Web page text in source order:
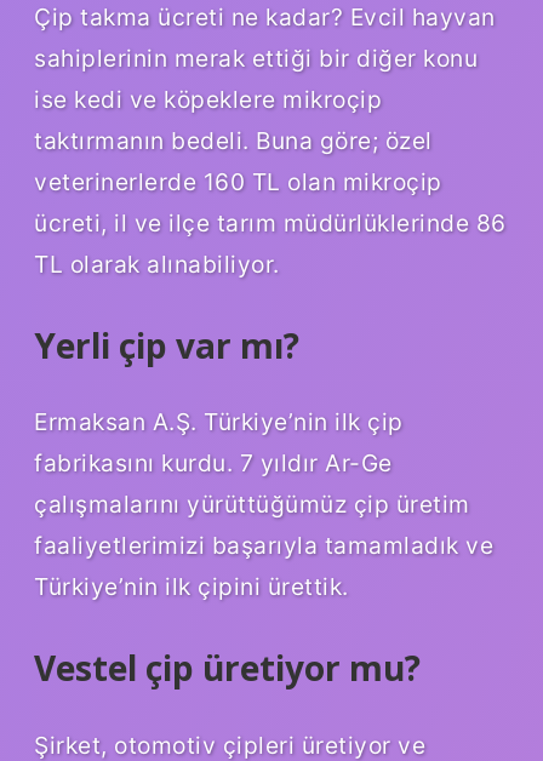
Çip takma ücreti ne kadar? Evcil hayvan
sahiplerinin merak ettiği bir diğer konu
ise kedi ve köpeklere mikroçip
taktırmanın bedeli. Buna göre; özel
veterinerlerde 160 TL olan mikroçip
ücreti, il ve ilçe tarım müdürlüklerinde 86
TL olarak alınabiliyor.
Yerli çip var mı?
Ermaksan A.Ş. Türkiye’nin ilk çip
fabrikasını kurdu. 7 yıldır Ar-Ge
çalışmalarını yürüttüğümüz çip üretim
faaliyetlerimizi başarıyla tamamladık ve
Türkiye’nin ilk çipini ürettik.
Vestel çip üretiyor mu?
Şirket, otomotiv çipleri üretiyor ve